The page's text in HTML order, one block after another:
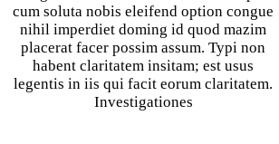
cum soluta nobis eleifend option congue
nihil imperdiet doming id quod mazim
placerat facer possim assum. Typi non
habent claritatem insitam; est usus
legentis in iis qui facit eorum claritatem.
Investigationes